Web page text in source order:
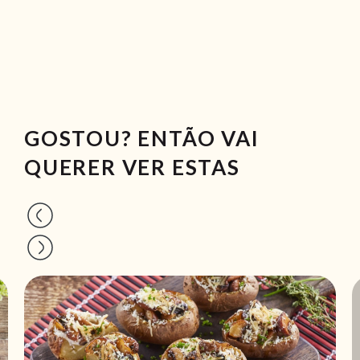
GOSTOU? ENTÃO VAI
QUERER VER ESTAS